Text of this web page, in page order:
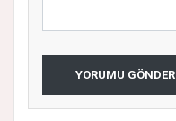
YORUMU GÖNDER